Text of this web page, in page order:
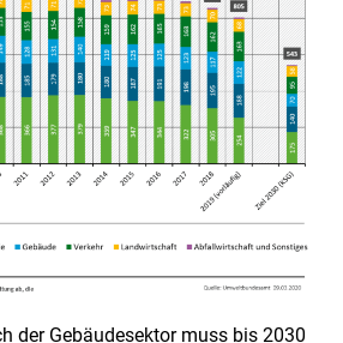
der Gebäudesektor muss bis 2030